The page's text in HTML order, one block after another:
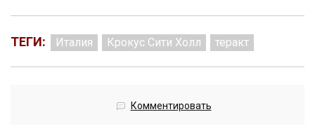
ТЕГИ: Италия Крокус Сити Холл теракт
Комментировать